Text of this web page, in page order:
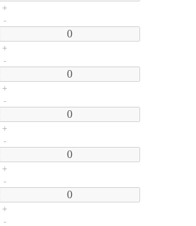
+
-
+
-
+
-
+
-
+
-
+
-